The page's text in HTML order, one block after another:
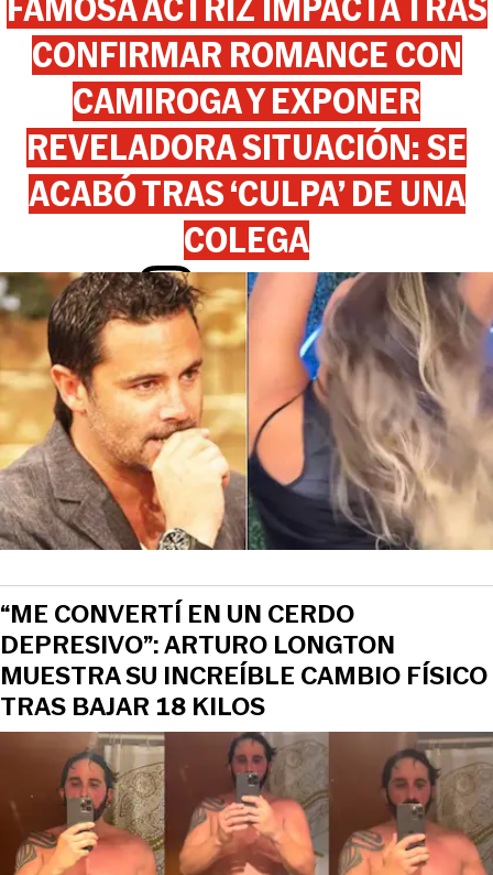
View this post on Instagram
CONFIRMAR ROMANCE CON
CAMIROGA Y EXPONER
REVELADORA SITUACIÓN: SE
ACABÓ TRAS ‘CULPA’ DE UNA
COLEGA
“ME CONVERTÍ EN UN CERDO
DEPRESIVO”: ARTURO LONGTON
MUESTRA SU INCREÍBLE CAMBIO FÍSICO
TRAS BAJAR 18 KILOS